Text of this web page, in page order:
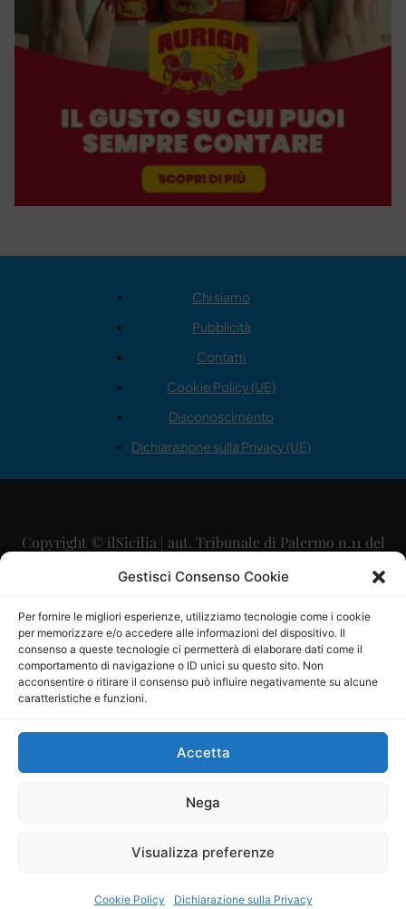
Gestisci Consenso Cookie
Per fornire le migliori esperienze, utilizziamo tecnologie come i cookie
per memorizzare e/o accedere alle informazioni del dispositivo. Il
consenso a queste tecnologie ci permetterà di elaborare dati come il
comportamento di navigazione o ID unici su questo sito. Non
acconsentire o ritirare il consenso può influire negativamente su alcune
caratteristiche e funzioni.
Accetta
Nega
Visualizza preferenze
Cookie Policy Dichiarazione sulla Privacy
Chi siamo
Pubblicità
Contatti
Cookie Policy (UE)
Disconoscimento
Dichiarazione sulla Privacy (UE)
Copyright © ilSicilia | aut. Tribunale di Palermo n.11 del
29/09/2015
Direttore Editoriale: Maurizio Scaglione
Direttore Responsabile: Maria Calabrese
P.IVA: 06334930820
Mercurio Comunicazione Società Cooperativa a r.l. è
iscritta al Registro degli Operatori di Comunicazione al
Sito gestito daLa Digitale srl–info@ladigitale.it